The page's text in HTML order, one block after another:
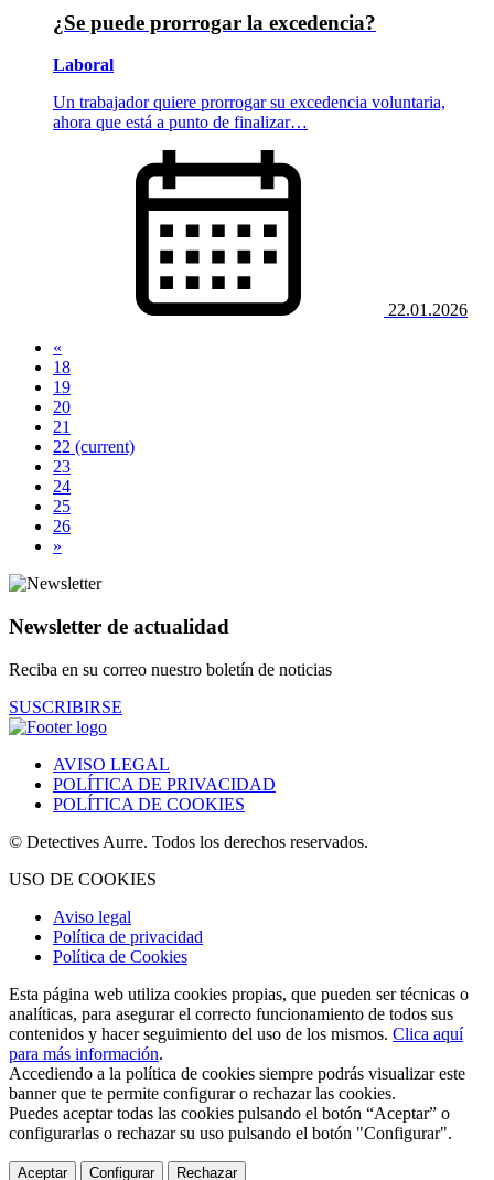
¿Se puede prorrogar la excedencia?
Laboral
Un trabajador quiere prorrogar su excedencia voluntaria,
ahora que está a punto de finalizar…
22.01.2026
«
18
19
20
21
22 (current)
23
24
25
26
»
Newsletter de actualidad
Reciba en su correo nuestro boletín de noticias
SUSCRIBIRSE
AVISO LEGAL
POLÍTICA DE PRIVACIDAD
POLÍTICA DE COOKIES
© Detectives Aurre. Todos los derechos reservados.
USO DE COOKIES
Aviso legal
Política de privacidad
Política de Cookies
Esta página web utiliza cookies propias, que pueden ser técnicas o
analíticas, para asegurar el correcto funcionamiento de todos sus
contenidos y hacer seguimiento del uso de los mismos. Clica aquí
para más información.
Accediendo a la política de cookies siempre podrás visualizar este
banner que te permite configurar o rechazar las cookies.
Puedes aceptar todas las cookies pulsando el botón “Aceptar” o
configurarlas o rechazar su uso pulsando el botón "Configurar".
Aceptar Configurar Rechazar